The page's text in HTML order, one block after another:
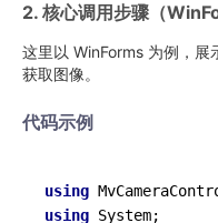
2. 核心调用步骤（
这里以 WinForms 为例，展
获取图像。
代码示例
using
using